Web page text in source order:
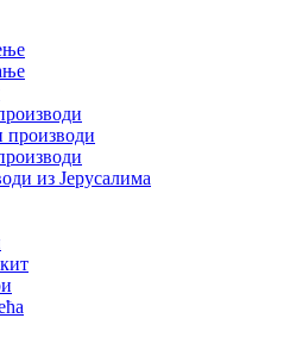
производи
из Јерусалима